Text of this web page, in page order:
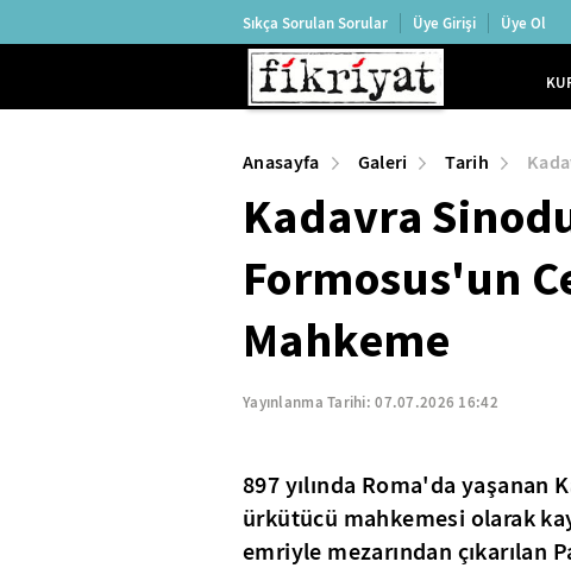
Sıkça Sorulan Sorular Üye Girişi Üye Ol
Anasayfa Galeri Tarih
Kadavra
Formosus'un
Mahkeme
Yayınlanma Tarihi:07.07.2026 16:42
897 yılında Roma'da yaşanan
ürkütücü mahkemesi olarak
emriyle mezarından çıkarılan